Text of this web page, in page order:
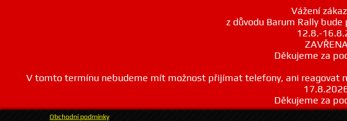
Vážení
z důvodu Barum Rally bude
12.8.-
Děkujeme za
V tomto termínu nebudeme mít možnost přijímat telefony, ani reagovat
Děkujeme za
Obchodní podmínky